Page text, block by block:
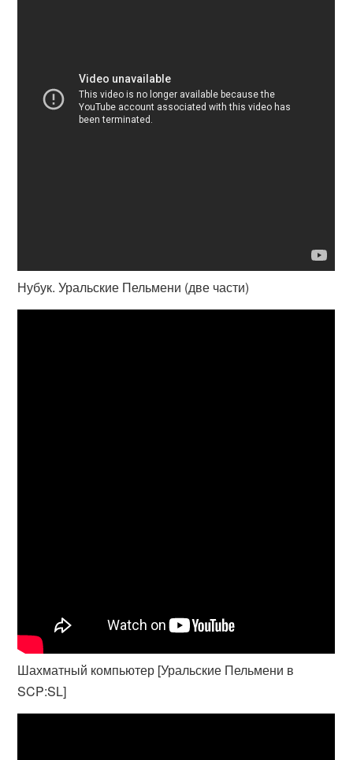
Нубук. Уральские Пельмени (две части)
Шахматный компьютер [Уральские Пельмени в
SCP:SL]